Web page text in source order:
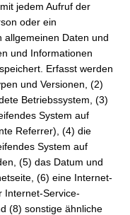
jedem Aufruf der
oder ein
allgemeinen Daten und
und Informationen
Erfasst werden
und Versionen, (2)
Betriebssystem, (3)
System auf
Referrer), (4) die
System auf
(5) das Datum und
(6) eine Internet-
Internet-Service-
(8) sonstige ähnliche